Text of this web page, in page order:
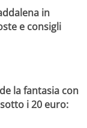
in
e consigli
la fantasia con
i 20 euro: